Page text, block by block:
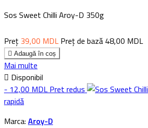
Sos Sweet Chilli Aroy-D 350g
Preț 39,00 MDL Preț de bază 48,00 MDL
 Adaugă în coș
Mai multe
 Disponibil
- 12,00 MDL Pret redus
rapidă
Marca: Aroy-D